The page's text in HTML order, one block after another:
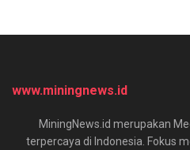
www.miningnews.id
MiningNews.id merupakan
terpercaya di Indonesia. Fokus